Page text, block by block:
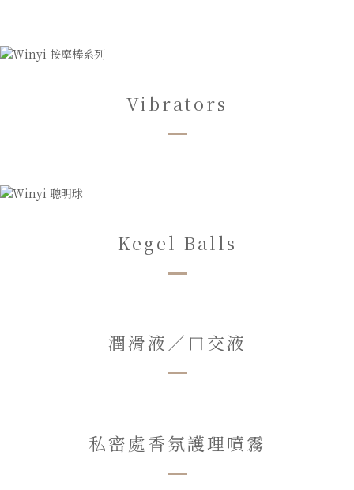
Vibrators
Kegel Balls
潤滑液／口交液
私密處香氛護理噴霧